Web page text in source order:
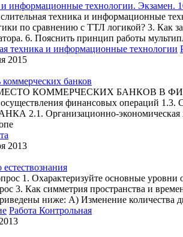
информационные технологии. Экзамен.
техника и информационные
по сравнению с ТТЛ логикой? 3. Как
6. Пояснить принцип работы
техника и информационные технологии
2015
банков
КОММЕРЧЕСКИХ БАНКОВ В
осуществления финансовых
Организационно-экономическая
2013
1. Охарактеризуйте основные
3. Как симметрия пространства и
ниже: А) Изменение количества
Работа Контрольная